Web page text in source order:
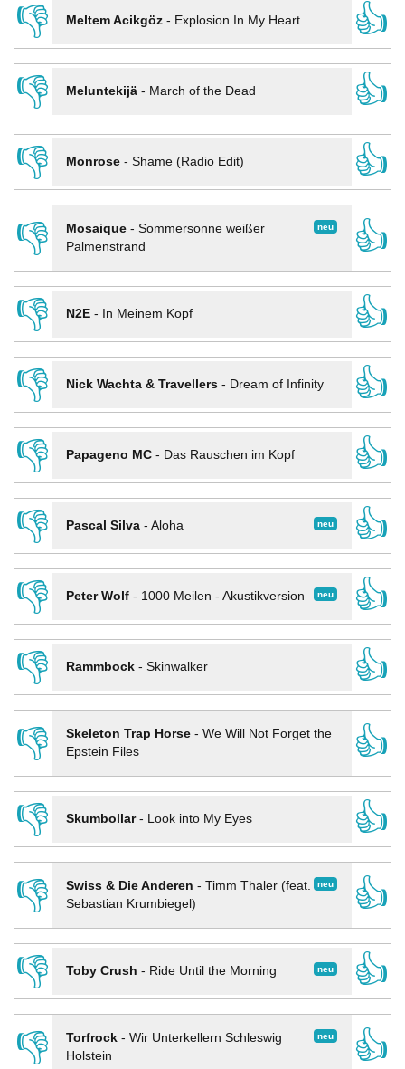
👎
Meltem Acikgöz- Explosion In My Heart
👍
👎
Meluntekijä- March of the Dead
👍
👎
Monrose- Shame (Radio Edit)
👍
👎
neu
Mosaique- Sommersonne weißer
Palmenstrand
👍
👎
N2E- In Meinem Kopf
👍
👎
Nick Wachta & Travellers- Dream of Infinity
👍
👎
Papageno MC- Das Rauschen im Kopf
👍
👎
neu
Pascal Silva- Aloha
👍
👎
neu
Peter Wolf- 1000 Meilen - Akustikversion
👍
👎
Rammbock- Skinwalker
👍
👎
Skeleton Trap Horse- We Will Not Forget the
Epstein Files
👍
👎
Skumbollar- Look into My Eyes
👍
👎
neu
Swiss & Die Anderen - Timm Thaler (feat.
Sebastian Krumbiegel)
👍
👎
neu
Toby Crush - Ride Until the Morning
👍
👎
neu
Torfrock- Wir Unterkellern Schleswig
Holstein
👍